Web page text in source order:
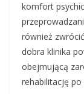
komfort
również
dobra klinika
obejmującą
rehabilitację po